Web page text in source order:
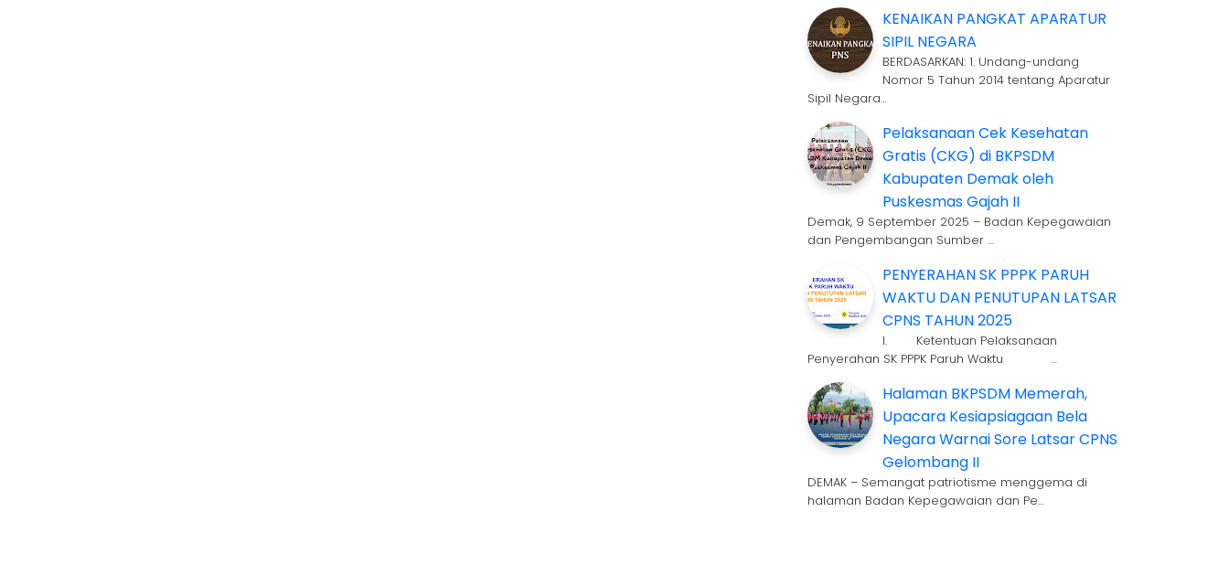
KENAIKAN PANGKAT APARATUR
SIPIL NEGARA
BERDASARKAN: 1. Undang-undang
Nomor 5 Tahun 2014 tentang Aparatur
Sipil Negara…
Pelaksanaan Cek Kesehatan
Gratis (CKG) di BKPSDM
Kabupaten Demak oleh
Puskesmas Gajah II
Demak, 9 September 2025 – Badan Kepegawaian
dan Pengembangan Sumber …
PENYERAHAN SK PPPK PARUH
WAKTU DAN PENUTUPAN LATSAR
CPNS TAHUN 2025
I. Ketentuan Pelaksanaan
Penyerahan SK PPPK Paruh Waktu …
Halaman BKPSDM Memerah,
Upacara Kesiapsiagaan Bela
Negara Warnai Sore Latsar CPNS
Gelombang II
DEMAK – Semangat patriotisme menggema di
halaman Badan Kepegawaian dan Pe…